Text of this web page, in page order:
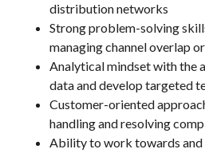
distribution networks
Strong problem-solving
managing channel overlap
Analytical mindset with the
data and develop targeted
Customer-oriented
handling and resolving
Ability to work towards and